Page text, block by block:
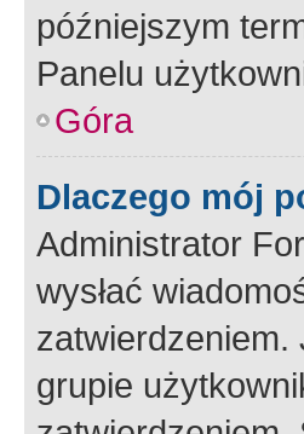
późniejszym
Panelu
Góra
Dlaczego mój
Administrator
wysłać
zatwierdzeniem.
grupie